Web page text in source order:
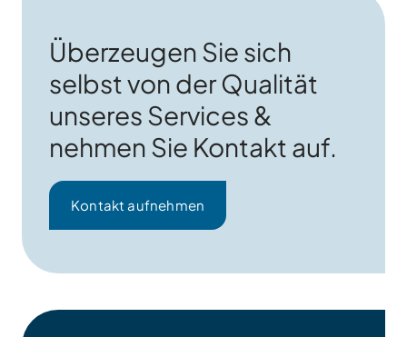
Überzeugen Sie sich
selbst von der Qualität
unseres Services &
nehmen Sie Kontakt auf.
Kontakt aufnehmen